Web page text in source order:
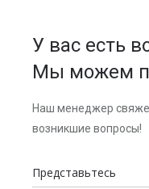
У вас есть
Мы можем
Наш менеджер
возникшие вопросы!